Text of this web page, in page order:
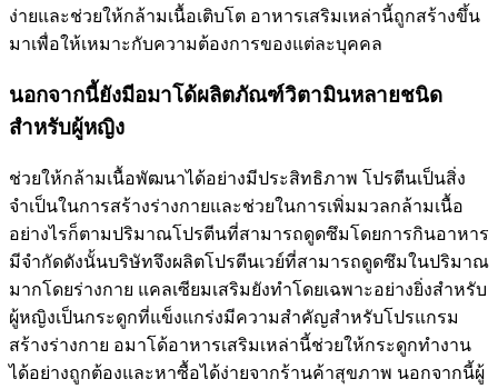
ง่ายและช่วยให้กล้ามเนื้อเติบโต อาหารเสริมเหล่านี้ถูกสร้างขึ้น
มาเพื่อให้เหมาะกับความต้องการของแต่ละบุคคล
นอกจากนี้ยังมีอมาโด้ผลิตภัณฑ์วิตามินหลายชนิด
สำหรับผู้หญิง
ช่วยให้กล้ามเนื้อพัฒนาได้อย่างมีประสิทธิภาพ โปรตีนเป็นสิ่ง
จำเป็นในการสร้างร่างกายและช่วยในการเพิ่มมวลกล้ามเนื้อ
อย่างไรก็ตามปริมาณโปรตีนที่สามารถดูดซึมโดยการกินอาหาร
มีจำกัดดังนั้นบริษัทจึงผลิตโปรตีนเวย์ที่สามารถดูดซึมในปริมาณ
มากโดยร่างกาย แคลเซียมเสริมยังทำโดยเฉพาะอย่างยิ่งสำหรับ
ผู้หญิงเป็นกระดูกที่แข็งแกร่งมีความสำคัญสำหรับโปรแกรม
สร้างร่างกาย อมาโด้อาหารเสริมเหล่านี้ช่วยให้กระดูกทำงาน
ได้อย่างถูกต้องและหาซื้อได้ง่ายจากร้านค้าสุขภาพ นอกจากนี้ผู้